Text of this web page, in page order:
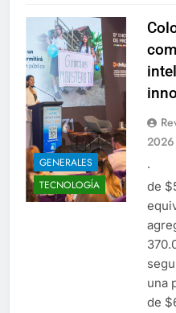
GENERALES
TECNOLOGÍA
2026
· El
de
una
de